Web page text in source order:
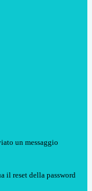
un messaggio
il reset della password